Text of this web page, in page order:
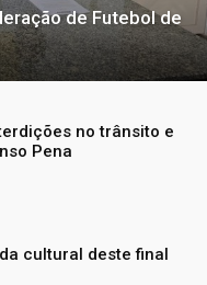
de Futebol de
no trânsito e
Pena
cultural deste final